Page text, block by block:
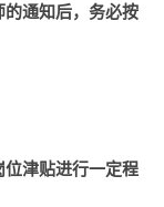
的通知后，务必按
津贴进行一定程